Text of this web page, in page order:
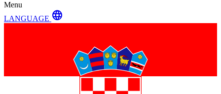
Menu
LANGUAGE language